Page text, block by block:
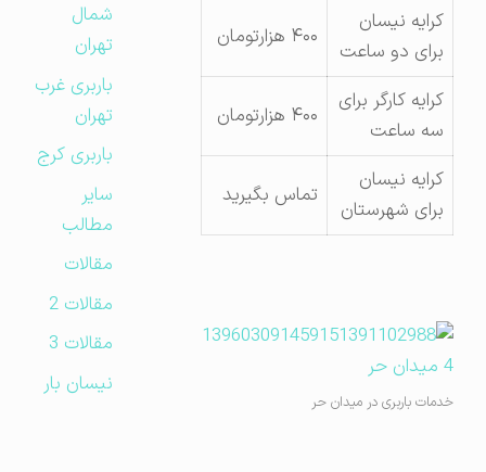
کرایه نیسان
برای دو ساعت
کرایه کارگر برای
سه ساعت
۴۰۰ هزارتومان
کرایه نیسان
برای شهرستان
تماس بگیرید
خدمات باربری در میدان حر
شمال
تهران
باربری غرب
تهران
باربری کرج
مطالب
مقالات
مقالات 2
مقالات 3
نیسان بار